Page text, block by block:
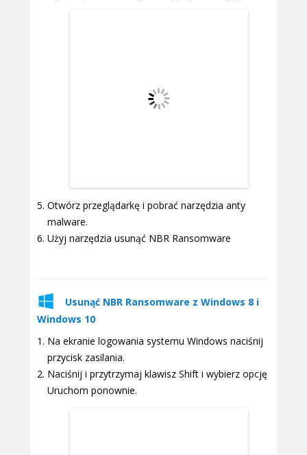
Otwórz przeglądarkę i pobrać narzędzia anty
malware.
Użyj narzędzia usunąć NBR Ransomware
Usunąć NBR Ransomware z Windows 8 i
Windows 10
Na ekranie logowania systemu Windows naciśnij
przycisk zasilania.
Naciśnij i przytrzymaj klawisz Shift i wybierz opcję
Uruchom ponownie.